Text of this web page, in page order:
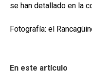
se han detallado en la
Fotografía: el
En este artículo